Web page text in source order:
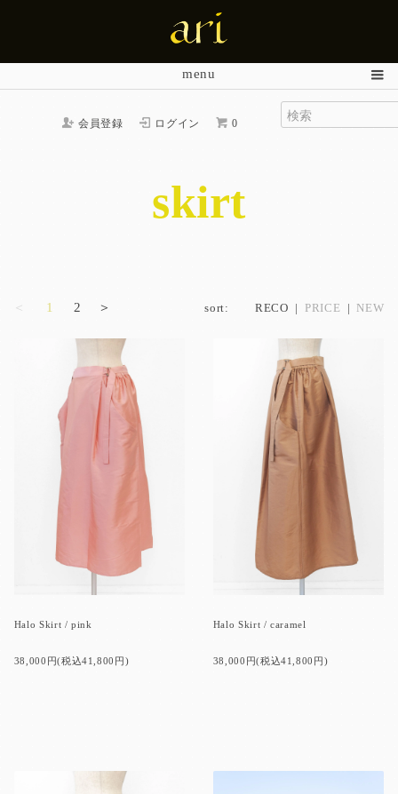
menu
会員登録 ログイン 0
skirt
＜ 1 2 ＞ sort: RECO | PRICE | NEW
Halo Skirt / pink
38,000円(税込41,800円)
Halo Skirt / caramel
38,000円(税込41,800円)